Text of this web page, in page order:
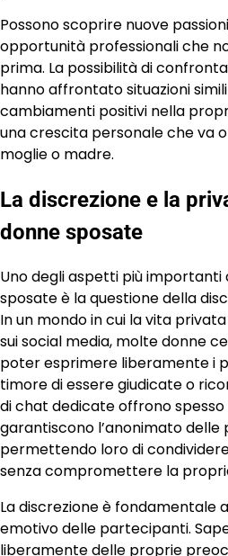
Possono scoprire nuove
opportunità professionali che
prima. La possibilità di
hanno affrontato situazioni
cambiamenti positivi nella
una crescita personale che va
moglie o madre.
La discrezione e la
donne sposate
Uno degli aspetti più
sposate è la questione della
In un mondo in cui la vita
sui social media, molte donne
poter esprimere liberamente i
timore di essere giudicate o
di chat dedicate offrono spesso
garantiscono l’anonimato
permettendo loro di
senza compromettere la
La discrezione è fondamentale
emotivo delle partecipanti.
liberamente delle proprie